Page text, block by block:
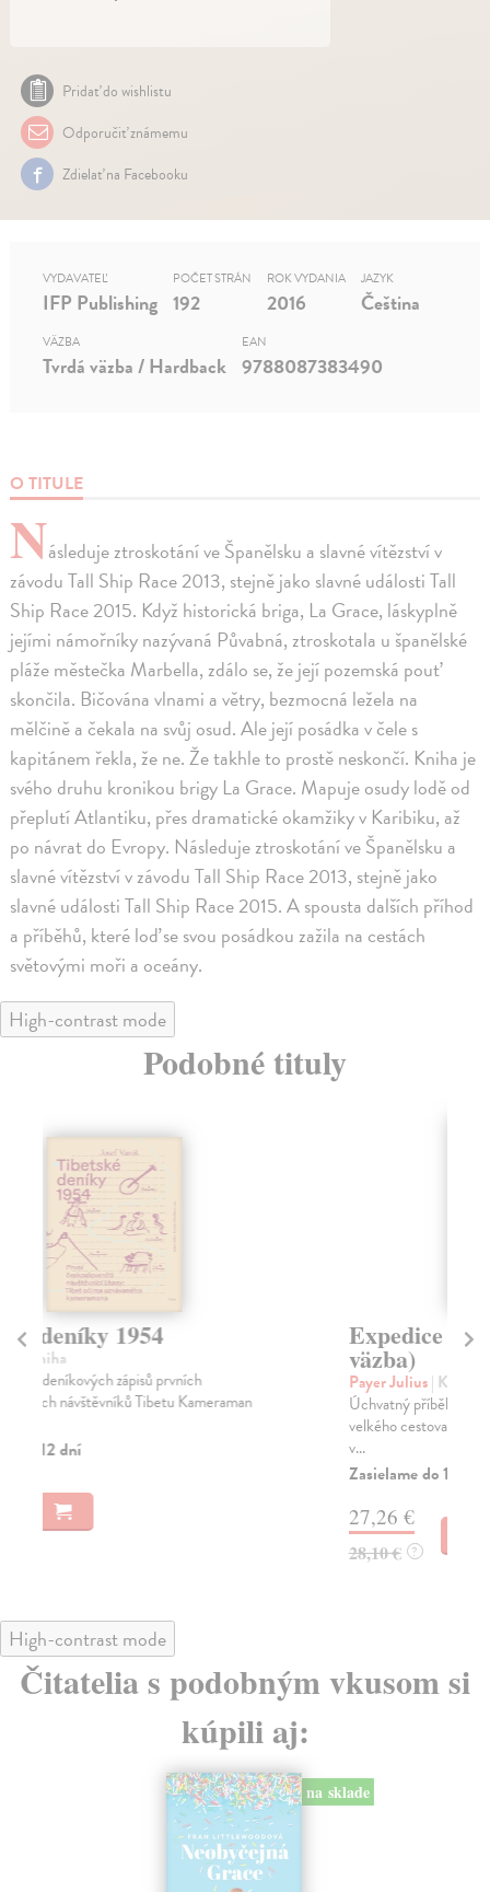
Pridať do wishlistu
Odporučiť známemu
Zdielať na Facebooku
O TITULE
Následuje ztroskotání ve Španělsku a slavné vítězství v
závodu Tall Ship Race 2013, stejně jako slavné události Tall
Ship Race 2015. Když historická briga, La Grace, láskyplně
jejími námořníky nazývaná Půvabná, ztros­kotala u španělské
pláže městečka Marbella, zdálo se, že její pozemská pouť
skončila. Bičována vlnami a větry, bezmocná ležela na
mělčině a čekala na svůj osud. Ale její posádka v čele s
kapitánem řekla, že ne. Že takhle to prostě neskončí. Kniha je
svého druhu kronikou brigy La Grace. Mapuje osudy lodě od
přeplutí Atlantiku, přes dramatické okamžiky v Karibiku, až
po návrat do Evropy. Následuje ztroskotání ve Španělsku a
slavné vítězství v závodu Tall Ship Race 2013, stejně jako
slavné události Tall Ship Race 2015. A spousta dalších příhod
a příběhů, které loď se svou posádkou zažila na cestách
světovými moři a oceány.
VYDAVATEĽ
IFP Publishing
POČET STRÁN
192
ROK VYDANIA
2016
JAZYK
Čeština
VÄZBA
Tvrdá väzba / Hardback
EAN
9788087383490
High-contrast mode
Podobné tituly
Expedice na Severní pól (tvrdá
väzba)
Payer Julius| Kniha
Úchvatný příběh největšího českého polárníka,
velkého cestovatele, malíře, topografa a dobrodruha,
v...
27,26 €
High-contrast mode
Čitatelia s podobným vkusom si
kúpili aj: